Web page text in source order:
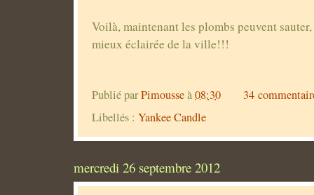
Voilà, maintenant les plombs peuvent
mieux éclairée de la ville!!!
Publié parPimousseà08:30
34
Libellés : Yankee Candle
mercredi 26 septembre 2012